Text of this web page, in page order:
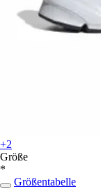
+2
Größe
*
Größentabelle